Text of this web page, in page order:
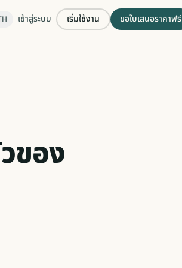
เข้าสู่ระบบ เริ่มใช้งาน ขอใบเสนอราคาฟรี
ของ